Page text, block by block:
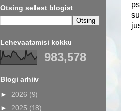
Otsing sellest blogist
Lehevaatamisi kokku
983,578
Blogi arhiiv
► 2026 (9)
► 2025 (18)